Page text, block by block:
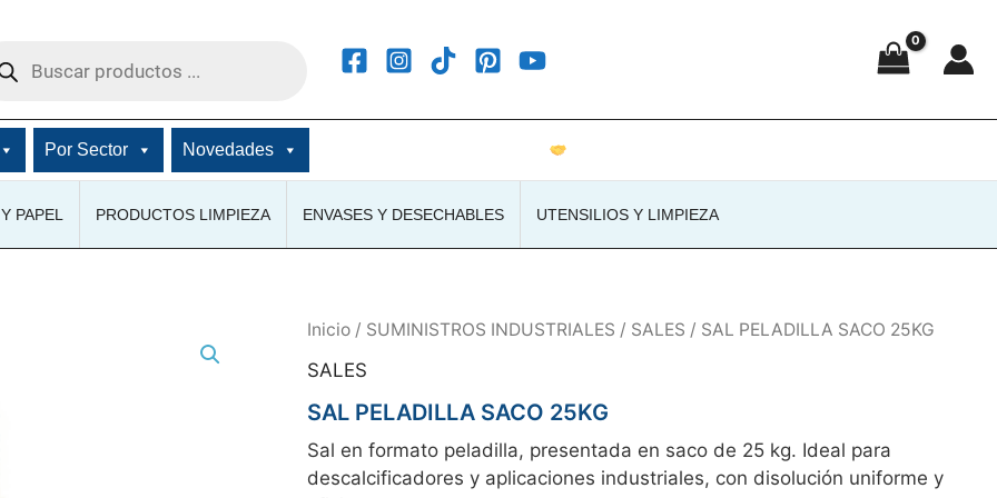
Por Sector Novedades
PAPEL PRODUCTOS LIMPIEZA ENVASES Y DESECHABLES UTENSILIOS Y LIMPIEZA
Inicio / SUMINISTROS INDUSTRIALES / SALES / SAL PELADILLA SACO 25KG
SALES
SAL PELADILLA SACO 25KG
Sal en formato peladilla, presentada en saco de 25 kg. Ideal para
descalcificadores y aplicaciones industriales, con disolución uniforme y